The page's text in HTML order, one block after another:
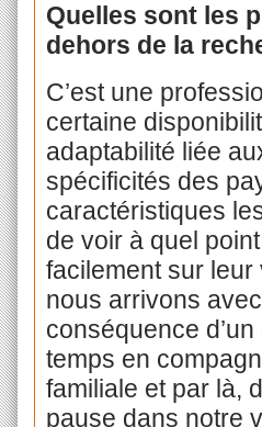
Quelles sont les
dehors de la
C’est une
certaine
adaptabilité liée
spécificités des
caractéristiques
de voir à quel
facilement sur leur
nous arrivons
conséquence
temps en
familiale et par là,
pause dans notre